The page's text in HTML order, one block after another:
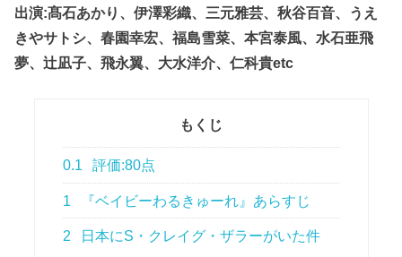
出演:髙石あかり、伊澤彩織、三元雅芸、秋谷百音、うえ
きやサトシ、春園幸宏、福島雪菜、本宮泰風、水石亜飛
夢、辻凪子、飛永翼、大水洋介、仁科貴etc
もくじ
0.1 評価:80点
1 『ベイビーわるきゅーれ』あらすじ
2 日本にS・クレイグ・ザラーがいた件